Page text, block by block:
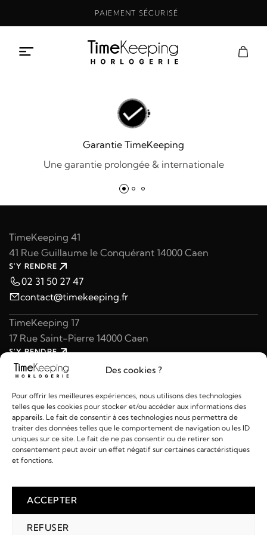
Des cookies ?
Pour offrir les meilleures expériences, nous utilisons des technologies
telles que les cookies pour stocker et/ou accéder aux informations des
appareils. Le fait de consentir à ces technologies nous permettra de
traiter des données telles que le comportement de navigation ou les ID
uniques sur ce site. Le fait de ne pas consentir ou de retirer son
consentement peut avoir un effet négatif sur certaines caractéristiques
et fonctions.
ACCEPTER
REFUSER
PAIEMENT SÉCURISÉ
Garantie TimeKeeping
Une garantie prolongée & internationale
TimeKeeping 41
41 Rue Guillaume le Conquérant 14000 Caen
S'Y RENDRE
02 31 50 27 47
contact@timekeeping.fr
TimeKeeping 17
17 Rue Saint-Pierre 14000 Caen
S'Y RENDRE
02 31 47 49 97
contact@timekeeping.fr
Liens utiles
2026 © TIMEKEEPING - Réalisé par